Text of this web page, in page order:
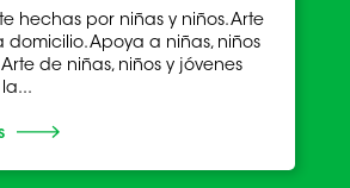
hechas por niñas y niños. Arte
Apoya a niñas, niños
de niñas, niños y jóvenes